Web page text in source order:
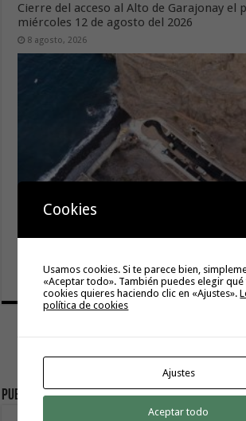
Cierre del acceso al Alto de Garajonay el
miércoles 12 de agosto del 2026
8 agosto, 2026
El Cabildo inicia la fase final de la
8 agosto, 2026
Publicidad
Cookies
Usamos cookies. Si te parece bien,
«Aceptar todo». También puedes elegir
cookies quieres haciendo clic en «Ajustes».
política de cookies
Ajustes
Aceptar todo